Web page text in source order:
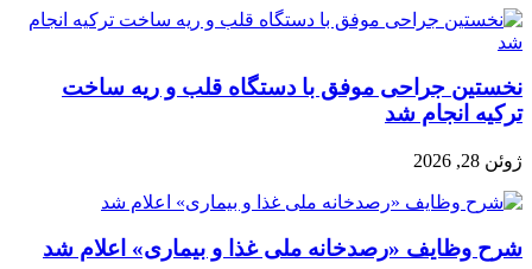
نخستین جراحی موفق با دستگاه قلب و ریه ساخت
ترکیه انجام شد
ژوئن 28, 2026
شرح وظایف «رصدخانه ملی غذا و بیماری» اعلام شد